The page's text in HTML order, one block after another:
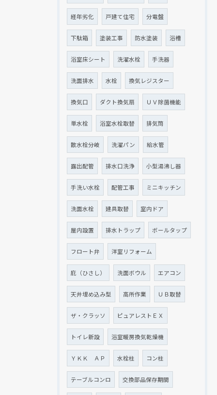
経年劣化 戸建て住宅 分電盤
下駄箱 塗装工事 防水塗装 浴槽
浴室床シート 洗濯水栓 手洗器
洗面排水 水栓 換気レジスター
換気口 ダクト換気扇 ＵＶ除菌機能
単水栓 浴室水栓取替 排気筒
散水栓分岐 洗濯パン 給水管
露出配管 排水口洗浄 小型湯沸し器
手洗い水栓 配管工事 ミニキッチン
洗面水栓 建具取替 室内ドア
屋内設置 排水トラップ ボールタップ
フロート弁 洋室リフォーム
庇（ひさし） 洗面ボウル エアコン
天井埋め込み型 高所作業 ＵＢ取替
ザ・クラッソ ピュアレストＥＸ
トイレ新設 浴室暖房換気乾燥機
ＹＫＫ ＡＰ 水栓柱 コン柱
テーブルコンロ 交換部品保存期間